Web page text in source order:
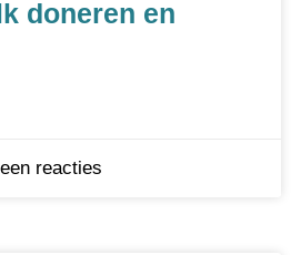
doneren en
reacties